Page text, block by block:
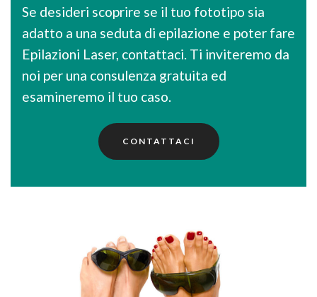
Se desideri scoprire se il tuo fototipo sia
adatto a una seduta di epilazione e poter fare
Epilazioni Laser, contattaci. Ti inviteremo da
noi per una consulenza gratuita ed
esamineremo il tuo caso.
CONTATTACI